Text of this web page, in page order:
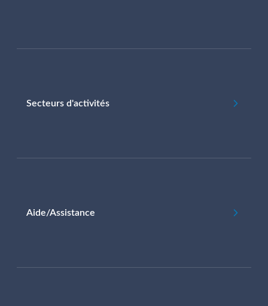
Secteurs d'activités
Aide/Assistance